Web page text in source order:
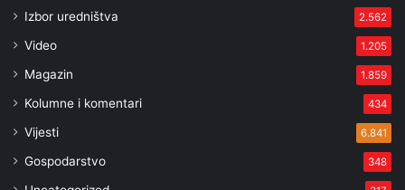
Izbor uredništva 2.562
Video 1.205
Magazin 1.859
Kolumne i komentari 434
Vijesti 6.841
Gospodarstvo 348